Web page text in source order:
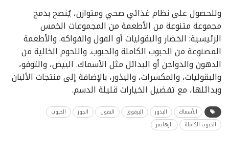
وللحصول على نظام غذائي صحي ومتوازن، يُنصح بدمج
مجموعة متنوعة من الأطعمة من المجموعات الخمس
الرئيسية: الخضار والبقوليات أو الفول والفواكه. والأطعمة
المصنوعة من الحبوب الكاملة والحبوب. واللحوم الخالية من
الدهون والدواجن أو البدائل مثل الأسماك. البيض، والتوفو،
والبقوليات، والمكسرات، والبذور، بالإضافة إلى منتجات الألبان
وبدائلها، مع تفضيل الخيارات قليلة الدسم.
الأسماك البذور البرقوق البقول الجوز
الحبوب
الحبوب الكاملة
الزهايمر